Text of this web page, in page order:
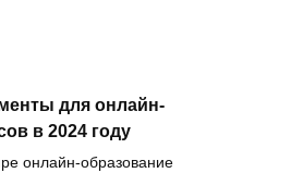
для онлайн-
в 2024 году
онлайн-образование